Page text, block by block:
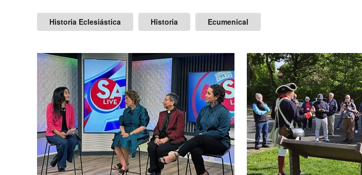
Historia Eclesiástica Historia Ecumenical